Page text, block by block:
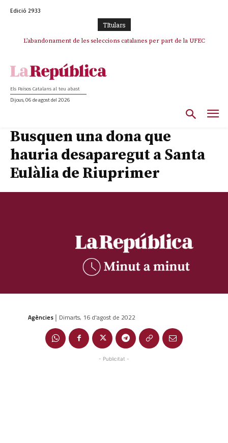
Edició 2933
TItulars
L’abandonament de les seleccions catalanes per part de la UFEC
TV3 perd el lideratge després de 23 mesos: Una deriva sense continguts i
Els Països Catalans al teu abast
Dijous, 06 de agost del 2026
Busquen una dona que
hauria desaparegut a Santa
Eulàlia de Riuprimer
Agències | Dimarts, 16 d'agost de 2022
- Publicitat -